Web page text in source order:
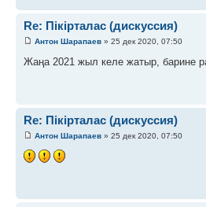
Re: Пікірталас (дискуссия)
Антон Шарапаев » 25 дек 2020, 07:50
Жаңа 2021 жыл келе жатыр, барине
Re: Пікірталас (дискуссия)
Антон Шарапаев » 25 дек 2020, 07:50